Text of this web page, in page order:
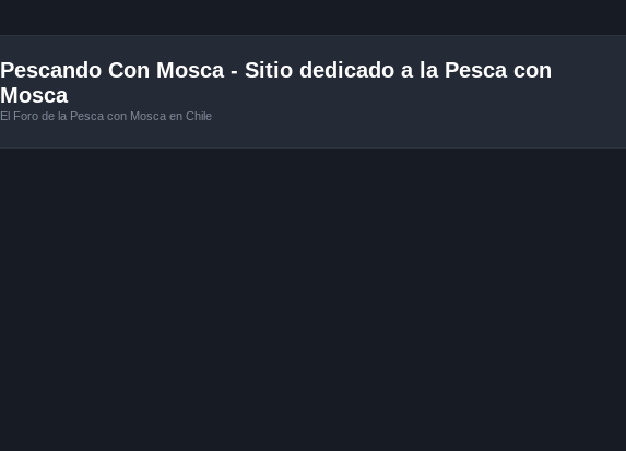
Pescando Con Mosca - Sitio dedicado a la Pesca con
Mosca
El Foro de la Pesca con Mosca en Chile